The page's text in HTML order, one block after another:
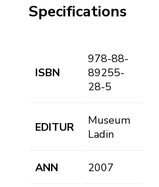
Specifications
ISBN
978-88-
89255-
28-5
EDITUR
Museum
Ladin
ANN 2007